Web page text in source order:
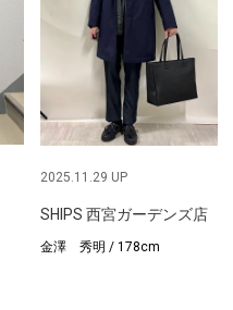
2025.11.29 UP
SHIPS 西宮ガーデンズ店
金澤 秀明 / 178cm